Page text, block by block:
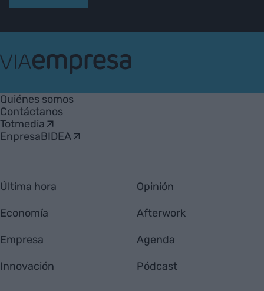
Empresa
Quiénes somos
Contáctanos
Totmedia
EnpresaBIDEA
Última hora
Economía
Empresa
Innovación
Opinión
Afterwork
Agenda
Pódcast